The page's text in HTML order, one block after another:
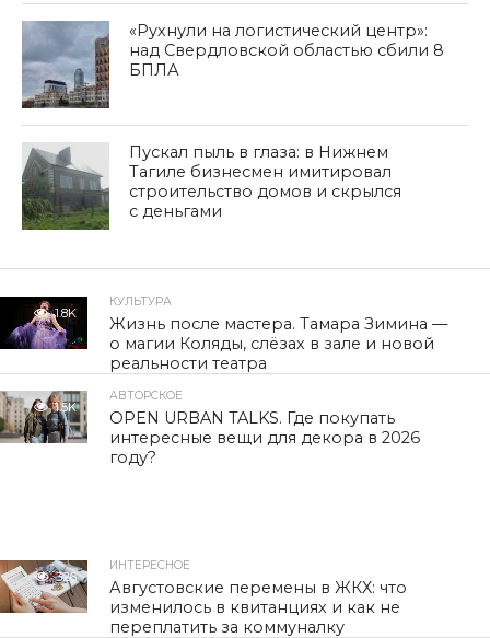
«Рухнули на логистический центр»:
над Свердловской областью сбили 8
БПЛА
Пускал пыль в глаза: в Нижнем
Тагиле бизнесмен имитировал
строительство домов и скрылся
с деньгами
1.8K
КУЛЬТУРА
Жизнь после мастера. Тамара Зимина —
о магии Коляды, слёзах в зале и новой
реальности театра
1.5K
АВТОРСКОЕ
OPEN URBAN TALKS. Где покупать
интересные вещи для декора в 2026
году?
326
ИНТЕРЕСНОЕ
Августовские перемены в ЖКХ: что
изменилось в квитанциях и как не
переплатить за коммуналку